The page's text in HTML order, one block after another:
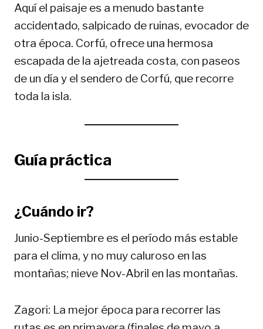
Aquí el paisaje es a menudo bastante
accidentado, salpicado de ruinas, evocador de
otra época. Corfú, ofrece una hermosa
escapada de la ajetreada costa, con paseos
de un día y el sendero de Corfú, que recorre
toda la isla.
Guía práctica
¿Cuándo ir?
Junio-Septiembre es el período más estable
para el clima, y no muy caluroso en las
montañas; nieve Nov-Abril en las montañas.
Zagori: La mejor época para recorrer las